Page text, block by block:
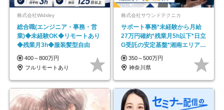
株式会社Widsley
総合職(エンジニア・事務・営
業)◆未経験OK◆リモートあり
◆残業月3h◆服装髪型自由
400～800万円
フルリモートあり
株式会社サウンドテクニカ
サポート事務*未経験から月給
27万円確約*残業月5h以下*日立
G受託の安定基盤*湘南エリア勤
務
350～500万円
神奈川県